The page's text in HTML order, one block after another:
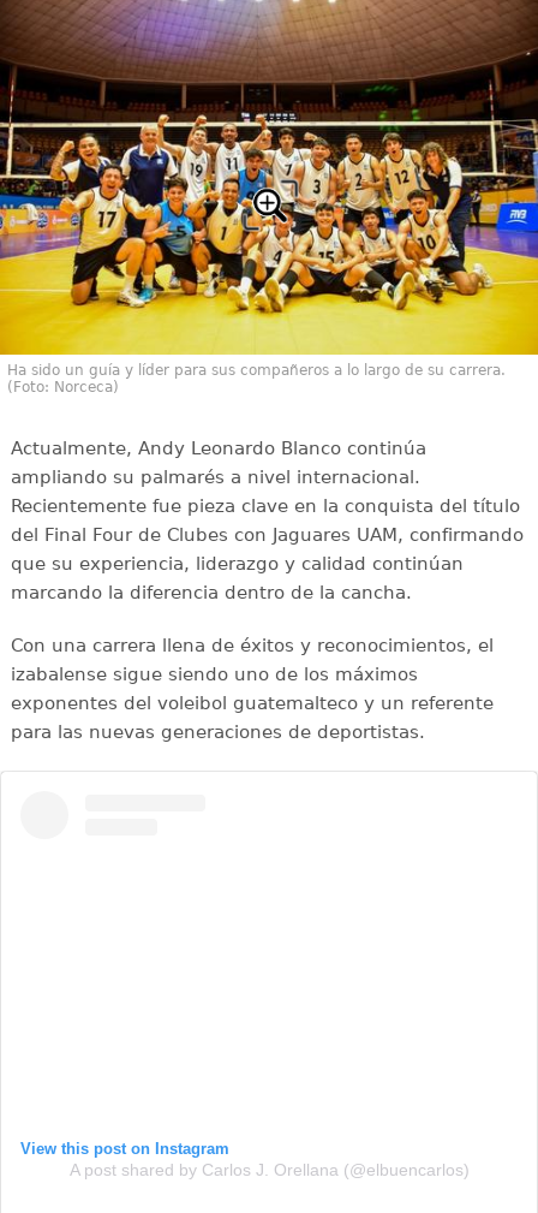
Ha sido un guía y líder para sus compañeros a lo largo de su carrera.
(Foto: Norceca)
Actualmente, Andy Leonardo Blanco continúa
ampliando su palmarés a nivel internacional.
Recientemente fue pieza clave en la conquista del título
del Final Four de Clubes con Jaguares UAM, confirmando
que su experiencia, liderazgo y calidad continúan
marcando la diferencia dentro de la cancha.
Con una carrera llena de éxitos y reconocimientos, el
izabalense sigue siendo uno de los máximos
exponentes del voleibol guatemalteco y un referente
para las nuevas generaciones de deportistas.
View this post on Instagram
A post shared by Carlos J. Orellana (@elbuencarlos)